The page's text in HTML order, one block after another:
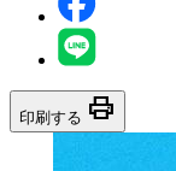
印刷する print